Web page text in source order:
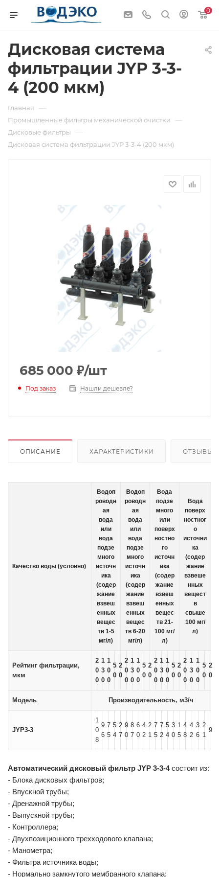
0
Дисковая система
фильтрации JYP 3-3-
4 (200 мкм)
Главная —
Промышленные фильтры механической очистки —
Дисковые фильтры —
Дисковая система фильтрации JYP 3-3-4 (200 мкм)
685 000 ₽/шт
Под заказ Нашли дешевле?
ОПИСАНИЕ ХАРАКТЕРИСТИКИ ОТЗЫВЫ
Качество воды (условно)
Водоп
роводн
ая
вода
или
вода
подзе
много
источн
ика
(содер
жание
взвеш
енных
вещес
тв 1-5
мг/л)
Водоп
роводн
ая
вода
или
вода
подзе
много
источн
ика
(содер
жание
взвеш
енных
вещес
тв 6-20
мг/л)
Вода
подзе
много
или
поверх
ностно
го
источн
ика
(содер
жание
взвеш
енных
вещес
тв 21-
100 мг/
л)
Вода
поверх
ностног
о
источни
ка
(содер
жание
взвеше
нных
вещест
в
свыше
100 мг/
л)
Рейтинг фильтрации,
мкм
2
0
0
1
3
0
1
0
0
5
0
2
0
2
0
0
1
3
0
1
0
0
5
0
2
0
2
0
0
1
3
0
1
0
0
5
0
2
0
2
0
0
1
3
0
1
0
0
5
0
2
0
Модель Производительность, м3/ч
JYP3-3
1
0
8
9
6
7
5
5
4
2
7
9
0
8
7
6
0
4
2
2
1
7
5
7
2
5
4
3
0
1
5
4
8
4
2
3
6
2
1
9
Автоматический дисковый фильтр JYP 3-3-4состоит из:
- Блока дисковых фильтров;
- Впускной трубы;
- Дренажной трубы;
- Выпускной трубы;
- Контроллера;
- Двухпозиционного трехходового клапана;
- Манометра;
- Фильтра источника воды;
- Нормально замкнутого мембранного клапана;